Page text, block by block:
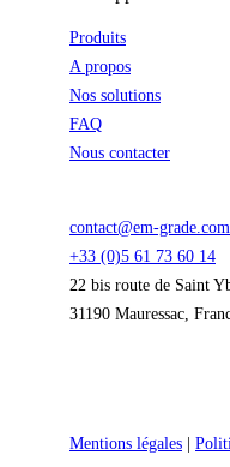
Produits
A propos
Nos solutions
FAQ
Nous contacter
contact@em-grade.com
+33 (0)5 61 73 60 14
22 bis route de Saint
31190 Mauressac,
Mentions légales